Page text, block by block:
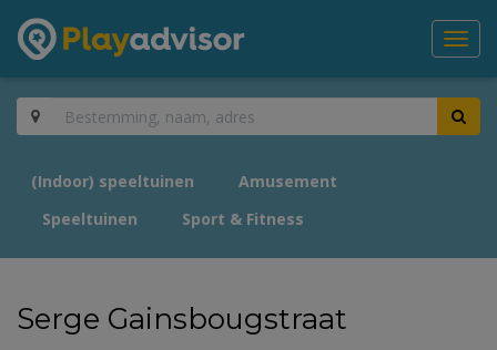
(Indoor) speeltuinen
Amusement
Speeltuinen
Sport & Fitness
Serge Gainsbougstraat